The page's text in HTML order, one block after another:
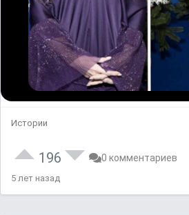
Истории
196 0 комментариев
5 лет назад